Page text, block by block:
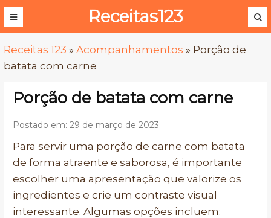
Receitas123
Receitas 123 » Acompanhamentos » Porção de
batata com carne
Porção de batata com carne
Postado em: 29 de março de 2023
Para servir uma porção de carne com batata
de forma atraente e saborosa, é importante
escolher uma apresentação que valorize os
ingredientes e crie um contraste visual
interessante. Algumas opções incluem: